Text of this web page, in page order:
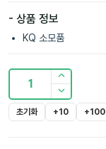
- 상품 정보
KQ 소모품
1
초기화 +10 +100